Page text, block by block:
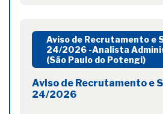
Aviso de Recrutamento e
24/2026 -Analista
(São Paulo do Potengi)
Aviso de Recrutamento e
24/2026